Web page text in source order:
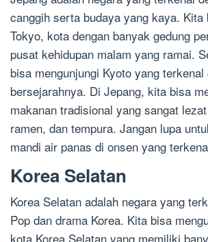
canggih serta budaya yang kaya. Kita
Tokyo, kota dengan banyak gedung
pusat kehidupan malam yang ramai.
bisa mengunjungi Kyoto yang
bersejarahnya. Di Jepang, kita bisa
makanan tradisional yang sangat
ramen, dan tempura. Jangan lupa
mandi air panas di onsen yang
Korea Selatan
Korea Selatan adalah negara yang
Pop dan drama Korea. Kita bisa
kota Korea Selatan yang memiliki